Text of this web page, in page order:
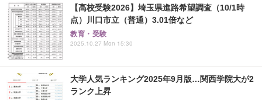
【高校受験2026】埼玉県進路希望調査（10/1時
点）川口市立（普通）3.01倍など
教育・受験
2025.10.27 Mon 15:30
大学人気ランキング2025年9月版…関西学院大が2
ランク上昇